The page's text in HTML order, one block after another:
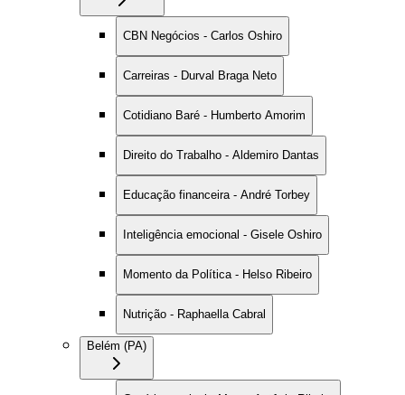
CBN Negócios - Carlos Oshiro
Carreiras - Durval Braga Neto
Cotidiano Baré - Humberto Amorim
Direito do Trabalho - Aldemiro Dantas
Educação financeira - André Torbey
Inteligência emocional - Gisele Oshiro
Momento da Política - Helso Ribeiro
Nutrição - Raphaella Cabral
Belém (PA)